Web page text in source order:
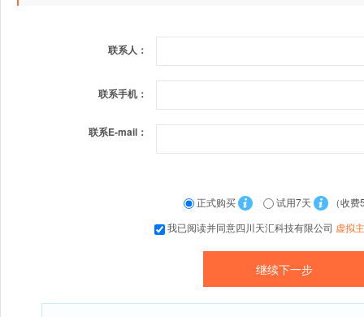
联系人：
联系手机：
联系E-mail：
正式购买 试用7天
（收费
我已阅读并同意四川天汇科技有限公司 虚拟